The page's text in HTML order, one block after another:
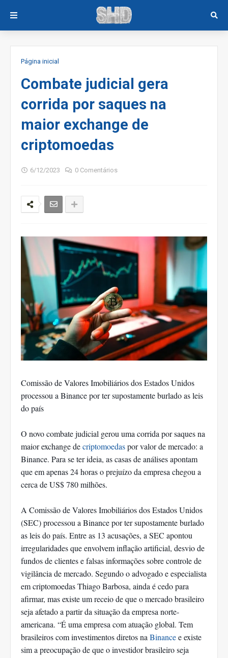
Página inicial
Combate judicial gera
corrida por saques na
maior exchange de
criptomoedas
6/12/2023 0 Comentários
Comissão de Valores Imobiliários dos Estados Unidos
processou a Binance por ter supostamente burlado as leis
do país
O novo combate judicial gerou uma corrida por saques na
maior exchange decriptomoedaspor valor de mercado: a
Binance. Para se ter ideia, as casas de análises apontam
que em apenas 24 horas o prejuízo da empresa chegou a
cerca de US$ 780 milhões.
A Comissão de Valores Imobiliários dos Estados Unidos
(SEC) processou a Binance por ter supostamente burlado
as leis do país. Entre as 13 acusações, a SEC apontou
irregularidades que envolvem inflação artificial, desvio de
fundos de clientes e falsas informações sobre controle de
vigilância de mercado. Segundo o advogado e especialista
em criptomoedas Thiago Barbosa, ainda é cedo para
afirmar, mas existe um receio de que o mercado brasileiro
seja afetado a partir da situação da empresa norte-
americana. “É uma empresa com atuação global. Tem
brasileiros com investimentos diretos na Binancee existe
sim a preocupação de que o investidor brasileiro seja